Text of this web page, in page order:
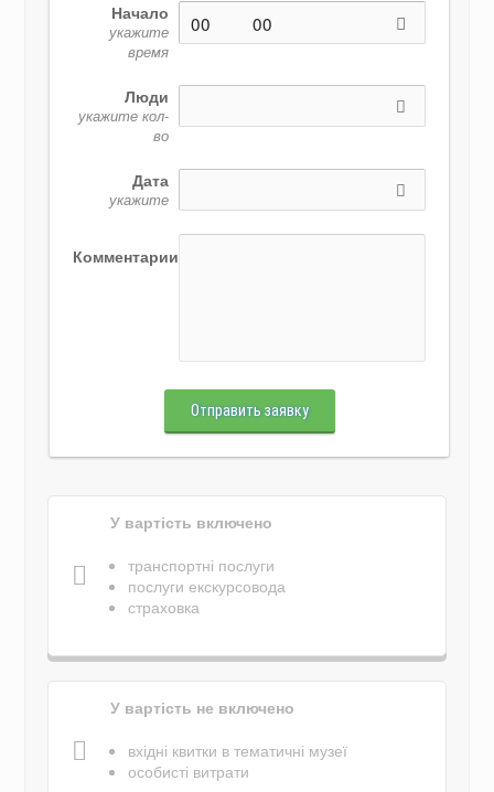
Начало
укажите
время
Люди
укажите кол-
во
Дата
укажите
Комментарии
Отправить заявку
У вартість включено
транспортні послуги
послуги екскурсовода
страховка
У вартість не включено
вхідні квитки в тематичні музеї
особисті витрати